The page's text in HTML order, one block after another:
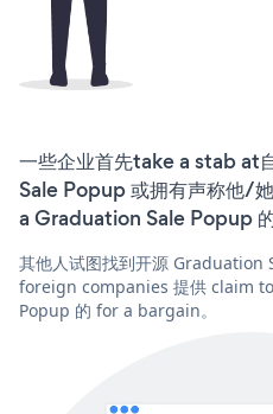
一些企业首先take a stab at
Sale Popup 或拥有声称他/
a Graduation Sale Popup
其他人试图找到开源 Graduation
foreign companies 提供 claim
Popup 的 for a bargain。